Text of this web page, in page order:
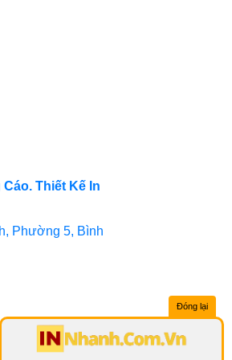
Thiết Kế In
Phường 5, Bình
Đóng lại